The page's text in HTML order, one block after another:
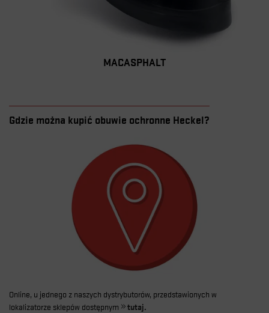
MACASPHALT
Gdzie można kupić obuwie ochronne Heckel?
Online, u jednego z naszych dystrybutorów, przedstawionych w
lokalizatorze sklepów dostępnym
tutaj.